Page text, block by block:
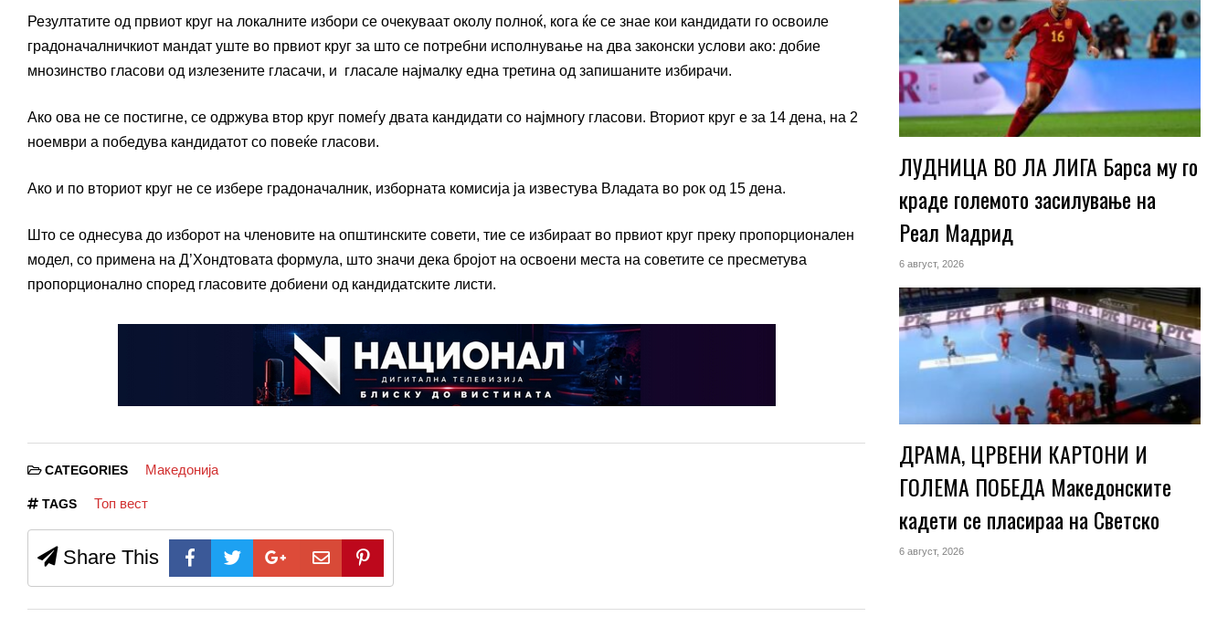
Резултатите од првиот круг на локалните избори се очекуваат околу полноќ, кога ќе се знае кои кандидати го освоиле
градоначалничкиот мандат уште во првиот круг за што се потребни исполнување на два законски услови ако: добие
мнозинство гласови од излезените гласачи, и гласале најмалку една третина од запишаните избирачи.
Ако ова не се постигне, се одржува втор круг помеѓу двата кандидати со најмногу гласови. Вториот круг е за 14 дена, на 2
ноември а победува кандидатот со повеќе гласови.
Ако и по вториот круг не се избере градоначалник, изборната комисија ја известува Владата во рок од 15 дена.
Што се однесува до изборот на членовите на општинските совети, тие се избираат во првиот круг преку пропорционален
модел, со примена на Д’Хондтовата формула, што значи дека бројот на освоени места на советите се пресметува
пропорционално според гласовите добиени од кандидатските листи.
CATEGORIES Македонија
TAGS Топ вест
Share This
ЛУДНИЦА ВО ЛА ЛИГА Барса му го
краде големото засилување на
Реал Мадрид
6 август, 2026
ДРАМА, ЦРВЕНИ КАРТОНИ И
ГОЛЕМА ПОБЕДА Македонските
кадети се пласираа на Светско
6 август, 2026